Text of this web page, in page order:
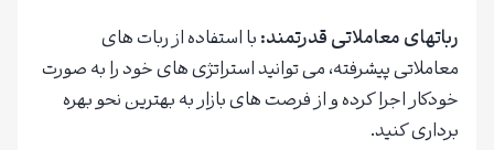
رباتهای معاملاتی قدرتمند:با استفاده از ربات های
معاملاتی پیشرفته، می توانید استراتژی های خود را به صورت
خودکار اجرا کرده و از فرصت های بازار به بهترین نحو بهره
برداری کنید.